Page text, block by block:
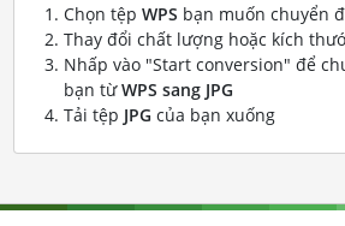
Chọn tệp WPS bạn muốn chuyển
Thay đổi chất lượng hoặc kích
Nhấp vào "Start conversion" để
bạn từWPS sang JPG
Tải tệp JPG của bạn xuống